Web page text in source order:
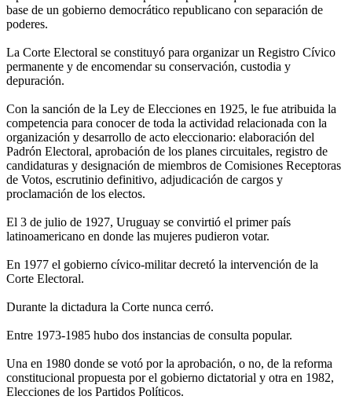
base de un gobierno democrático republicano con separación de
poderes.
La Corte Electoral se constituyó para organizar un Registro Cívico
permanente y de encomendar su conservación, custodia y
depuración.
Con la sanción de la Ley de Elecciones en 1925, le fue atribuida la
competencia para conocer de toda la actividad relacionada con la
organización y desarrollo de acto eleccionario: elaboración del
Padrón Electoral, aprobación de los planes circuitales, registro de
candidaturas y designación de miembros de Comisiones Receptoras
de Votos, escrutinio definitivo, adjudicación de cargos y
proclamación de los electos.
El 3 de julio de 1927, Uruguay se convirtió el primer país
latinoamericano en donde las mujeres pudieron votar.
En 1977 el gobierno cívico-militar decretó la intervención de la
Corte Electoral.
Durante la dictadura la Corte nunca cerró.
Entre 1973-1985 hubo dos instancias de consulta popular.
Una en 1980 donde se votó por la aprobación, o no, de la reforma
constitucional propuesta por el gobierno dictatorial y otra en 1982,
Elecciones de los Partidos Políticos.